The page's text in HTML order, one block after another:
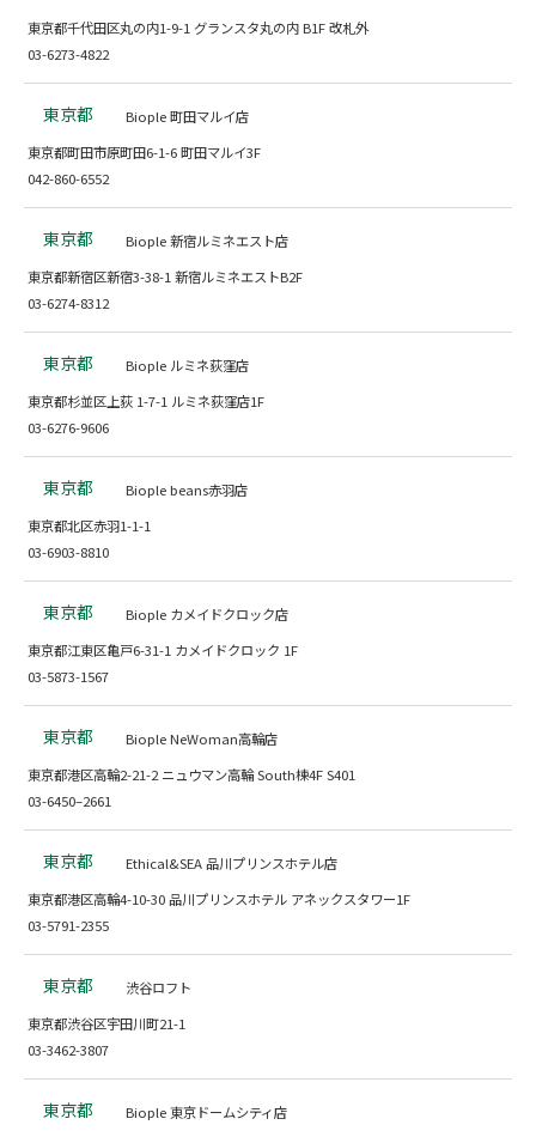
東京都千代田区丸の内1-9-1 グランスタ丸の内 B1F 改札外
03-6273-4822
東京都
Biople 町田マルイ店
東京都町田市原町田6-1-6 町田マルイ3F
042-860-6552
東京都
Biople 新宿ルミネエスト店
東京都新宿区新宿3-38-1 新宿ルミネエストB2F
03-6274-8312
東京都
Biople ルミネ荻窪店
東京都杉並区上荻 1-7-1 ルミネ荻窪店1F
03-6276-9606
東京都
Biople beans赤羽店
東京都北区赤羽1-1-1
03-6903-8810
東京都
Biople カメイドクロック店
東京都江東区亀戸6-31-1 カメイドクロック 1F
03-5873-1567
東京都
Biople NeWoman高輪店
東京都港区高輪2-21-2 ニュウマン高輪 South棟4F S401
03-6450–2661
東京都
Ethical&SEA 品川プリンスホテル店
東京都港区高輪4-10-30 品川プリンスホテル アネックスタワー1F
03-5791-2355
東京都
渋谷ロフト
東京都渋谷区宇田川町21-1
03-3462-3807
東京都
Biople 東京ドームシティ店